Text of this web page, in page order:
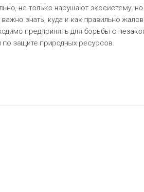
не только нарушают экосистему,
знать, куда и как правильно
предпринять для борьбы с
защите природных ресурсов.